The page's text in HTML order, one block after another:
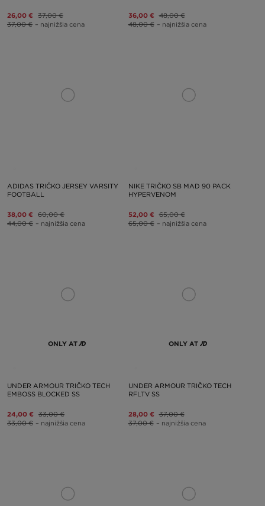
26,00 € 37,00 €
37,00 € – najnižšia cena
36,00 € 48,00 €
48,00 € – najnižšia cena
ADIDAS TRIČKO JERSEY VARSITY
FOOTBALL
38,00 € 60,00 €
44,00 € – najnižšia cena
NIKE TRIČKO SB MAD 90 PACK
HYPERVENOM
52,00 € 65,00 €
65,00 € – najnižšia cena
ONLY AT
UNDER ARMOUR TRIČKO TECH
EMBOSS BLOCKED SS
24,00 € 33,00 €
33,00 € – najnižšia cena
ONLY AT
UNDER ARMOUR TRIČKO TECH
RFLTV SS
28,00 € 37,00 €
37,00 € – najnižšia cena